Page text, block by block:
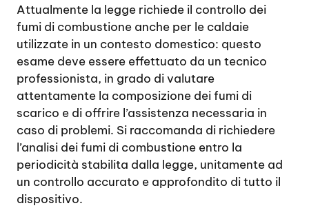
Attualmente la legge richiede il controllo dei
fumi di combustione anche per le caldaie
utilizzate in un contesto domestico: questo
esame deve essere effettuato da un tecnico
professionista, in grado di valutare
attentamente la composizione dei fumi di
scarico e di offrire l’assistenza necessaria in
caso di problemi. Si raccomanda di richiedere
l’analisi dei fumi di combustione entro la
periodicità stabilita dalla legge, unitamente ad
un controllo accurato e approfondito di tutto il
dispositivo.